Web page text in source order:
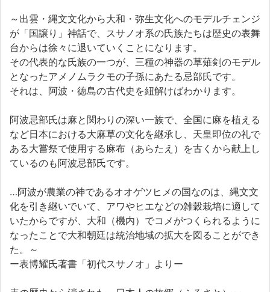
～出雲・縄文文化から大和・弥生文化へのモデルチェンジ
が「国譲り」神話で、スサノオ系の氏族たちは歴史の表舞
台からは徐々に退いていくことになります。
その代表的な氏族の一つが、三種の神器の草薙剣のモデル
となったアメノムラクモの子孫にあたる忌部氏です。
それは、阿波・徳島の古代史を紐解けばわかります。
阿波忌部氏は麻と関わりの深い一族で、全国に麻を植える
など日本における大麻草の文化を継承し、天皇即位の礼で
ある大嘗祭で使用する麻布（あらたえ）を古くから献上し
ているのも阿波忌部氏です。
…阿波が農業の神であるオオゲツヒメの国なのは、縄文文
化を引き継いでいて、アワやヒエなどの雑穀栽培に適して
いたからですが、大和（機内）でコメがつくられるように
なったことで大和朝廷は統治地域の拡大を図ることができ
た。～
ー表博耀氏著書「初代スサノオ」よりー